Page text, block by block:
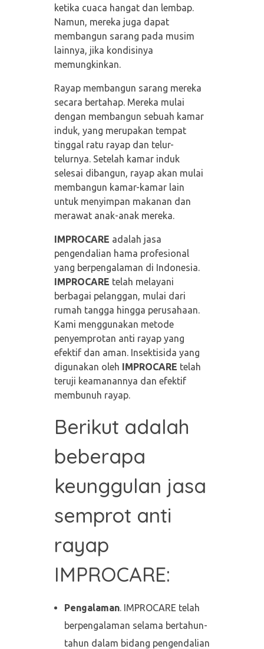
ketika cuaca hangat dan lembap.
Namun, mereka juga dapat
membangun sarang pada musim
lainnya, jika kondisinya
memungkinkan.
Rayap membangun sarang mereka
secara bertahap. Mereka mulai
dengan membangun sebuah kamar
induk, yang merupakan tempat
tinggal ratu rayap dan telur-
telurnya. Setelah kamar induk
selesai dibangun, rayap akan mulai
membangun kamar-kamar lain
untuk menyimpan makanan dan
merawat anak-anak mereka.
IMPROCARE adalah jasa
pengendalian hama profesional
yang berpengalaman di Indonesia.
IMPROCARE telah melayani
berbagai pelanggan, mulai dari
rumah tangga hingga perusahaan.
Kami menggunakan metode
penyemprotan anti rayap yang
efektif dan aman. Insektisida yang
digunakan oleh IMPROCARE telah
teruji keamanannya dan efektif
membunuh rayap.
Berikut adalah
beberapa
keunggulan jasa
semprot anti
rayap
IMPROCARE:
Pengalaman. IMPROCARE telah
berpengalaman selama bertahun-
tahun dalam bidang pengendalian